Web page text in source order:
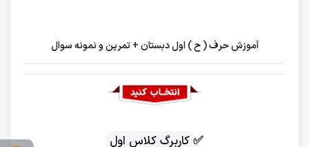
آموزش حرف ( ح ) اول دبستان + تمرین و نمونه سوال
✅کاربرگ کلاس اول